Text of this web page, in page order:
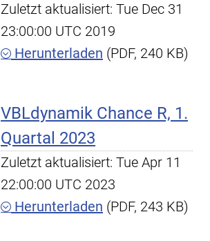
Zuletzt aktualisiert: Tue Dec 31
23:00:00 UTC 2019
Herunterladen (PDF, 240 KB)
VBLdynamik Chance R, 1.
Quartal 2023
Zuletzt aktualisiert: Tue Apr 11
22:00:00 UTC 2023
Herunterladen (PDF, 243 KB)